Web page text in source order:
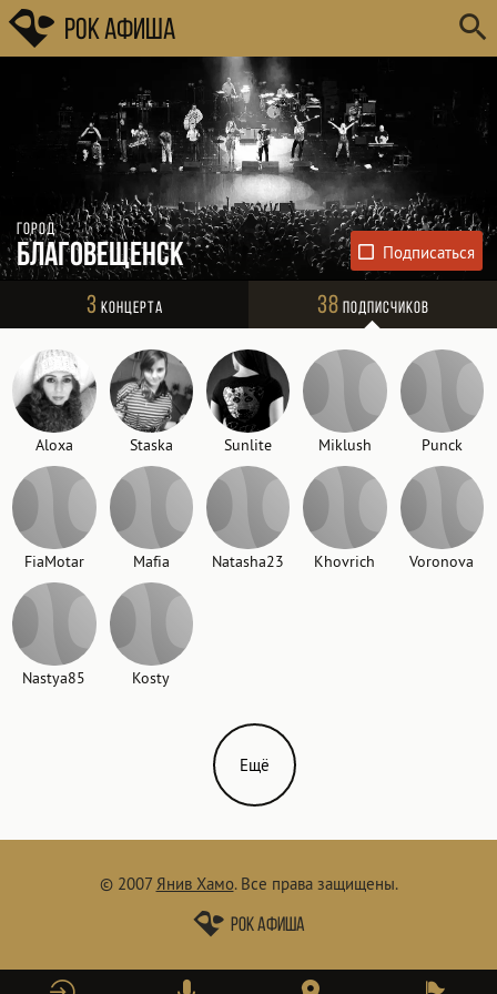
Рок Афиша
Город
Благовещенск
3 Концерта 38 Подписчиков
Aloxa Staska Sunlite Miklush Punck
FiaMotar Mafia Natasha23 Khovrich Voronova
Nastya85 Kosty
Ещё
© 2007 Янив Хамо. Все права защищены.
Рок афиша